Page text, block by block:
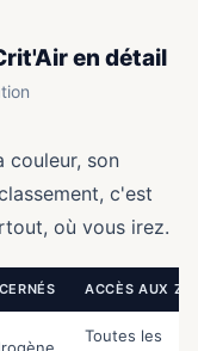
en détail
couleur, son
c'est
où vous irez.
ACCÈS AUX
Toutes les